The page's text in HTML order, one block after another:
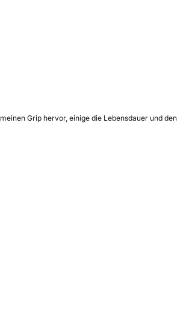
Grip hervor, einige die Lebensdauer und den